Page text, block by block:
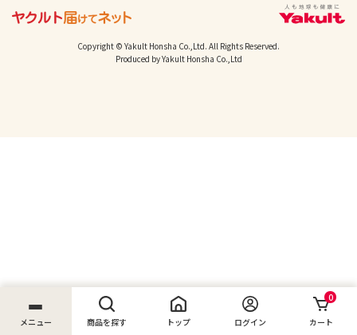
メニュー 商品を探す トップ ログイン
0
カート
Copyright © Yakult Honsha Co.,Ltd. All Rights Reserved.
Produced by Yakult Honsha Co.,Ltd